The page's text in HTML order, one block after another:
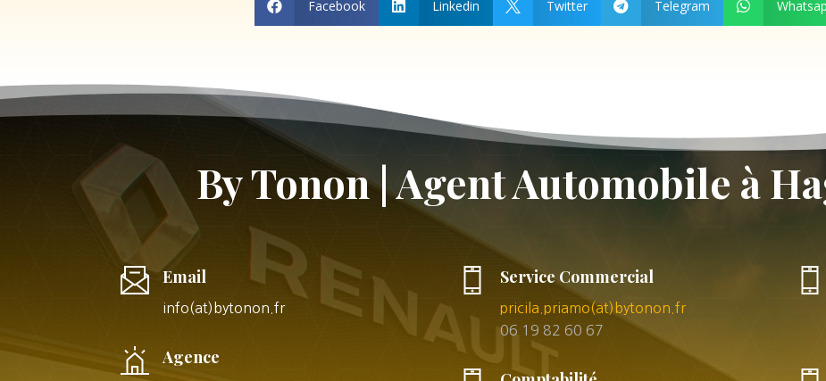
 Facebook  Linkedin  Twitter  Telegram 
By Tonon | Agent Automobile à
Email
info(at)bytonon.fr
Agence
Service Commercial
pricila.priamo(at)bytonon.fr
06 19 82 60 67